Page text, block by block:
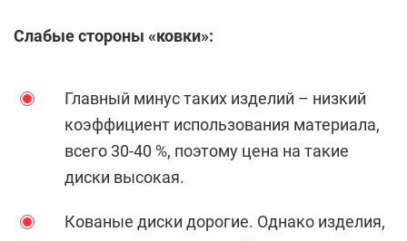
Слабые стороны «ковки»:
Главный минус таких изделий – низкий
коэффициент использования материала,
всего 30-40 %, поэтому цена на такие
диски высокая.
Кованые диски дорогие. Однако изделия,